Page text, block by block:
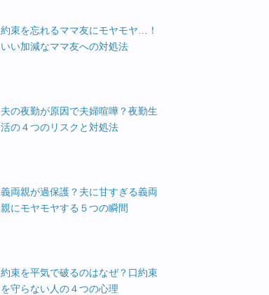
約束を忘れるママ友にモヤモヤ…！
いい加減なママ友への対処法
夫の夜勤が原因で夫婦喧嘩？夜勤生
活の４つのリスクと対処法
義両親が過保護？夫に甘すぎる義両
親にモヤモヤする５つの瞬間
約束を平気で破るのはなぜ？口約束
を守らない人の４つの心理